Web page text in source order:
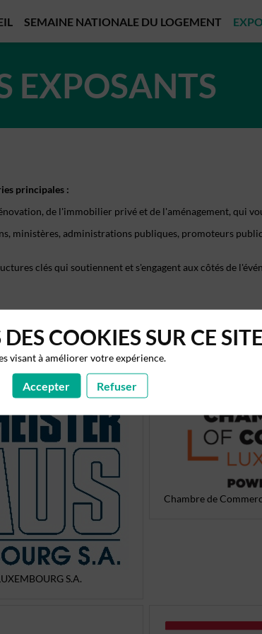
SEMAINE NATIONALE DU LOGEMENT
EXPOSANTS
principales :
de l'immobilier privé et de l'aménagement, qui
ministères, administrations publiques, promoteurs
clés qui soutiennent et s'engagent aux côtés de
S.A.
Chambre de
COOKIES SUR CE SITE
visant à améliorer votre expérience.
Accepter Refuser